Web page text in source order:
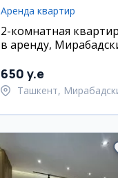
Аренда квартир
2-комнатная
в аренду,
650 y.e
Ташкент,